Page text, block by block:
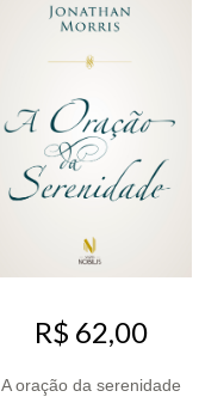
R$ 62,00
A oração da serenidade